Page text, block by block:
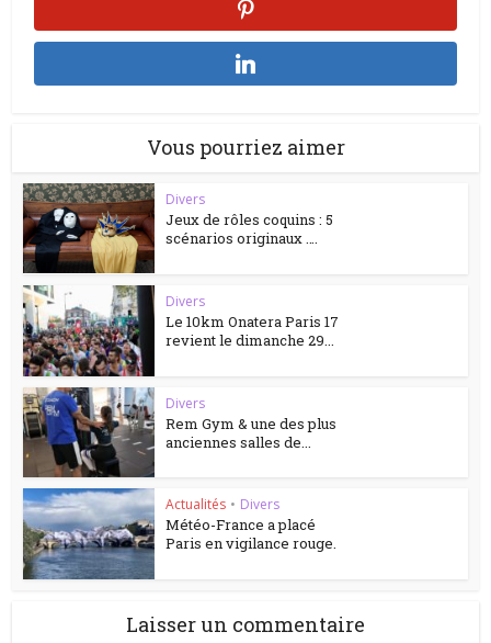
Vous pourriez aimer
Divers
Jeux de rôles coquins : 5
scénarios originaux ….
Divers
Le 10km Onatera Paris 17
revient le dimanche 29...
Divers
Rem Gym & une des plus
anciennes salles de...
Actualités • Divers
Météo-France a placé
Paris en vigilance rouge.
Laisser un commentaire